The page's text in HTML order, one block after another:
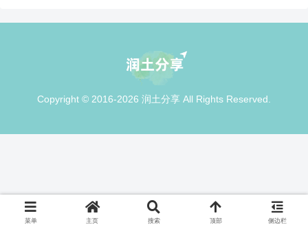
Copyright © 2016-2026 润土分享 All Rights Reserved.
菜单 主页 搜索 顶部 侧边栏